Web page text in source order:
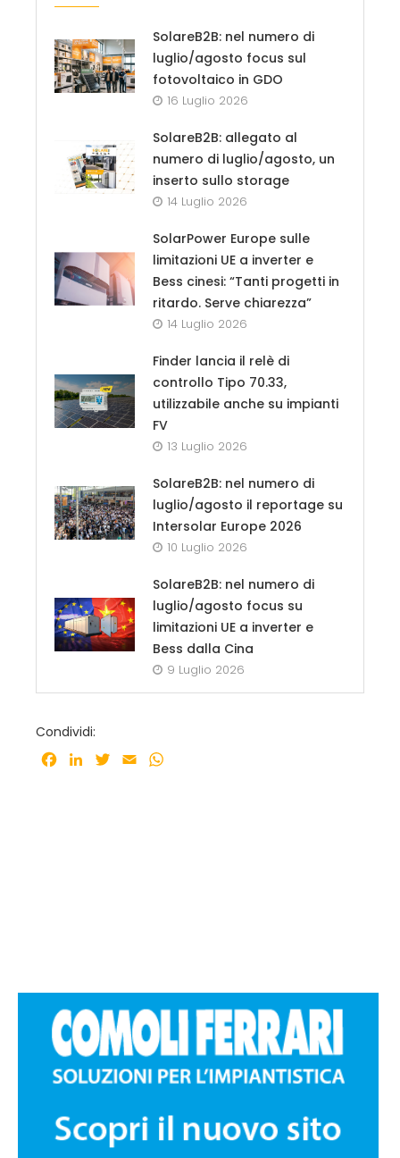
SolareB2B: nel numero di
luglio/agosto focus sul
fotovoltaico in GDO
16 Luglio 2026
SolareB2B: allegato al
numero di luglio/agosto, un
inserto sullo storage
14 Luglio 2026
SolarPower Europe sulle
limitazioni UE a inverter e
Bess cinesi: “Tanti progetti in
ritardo. Serve chiarezza”
14 Luglio 2026
Finder lancia il relè di
controllo Tipo 70.33,
utilizzabile anche su impianti
FV
13 Luglio 2026
SolareB2B: nel numero di
luglio/agosto il reportage su
Intersolar Europe 2026
10 Luglio 2026
SolareB2B: nel numero di
luglio/agosto focus su
limitazioni UE a inverter e
Bess dalla Cina
9 Luglio 2026
Condividi:
Facebook
LinkedInTwitter
Email